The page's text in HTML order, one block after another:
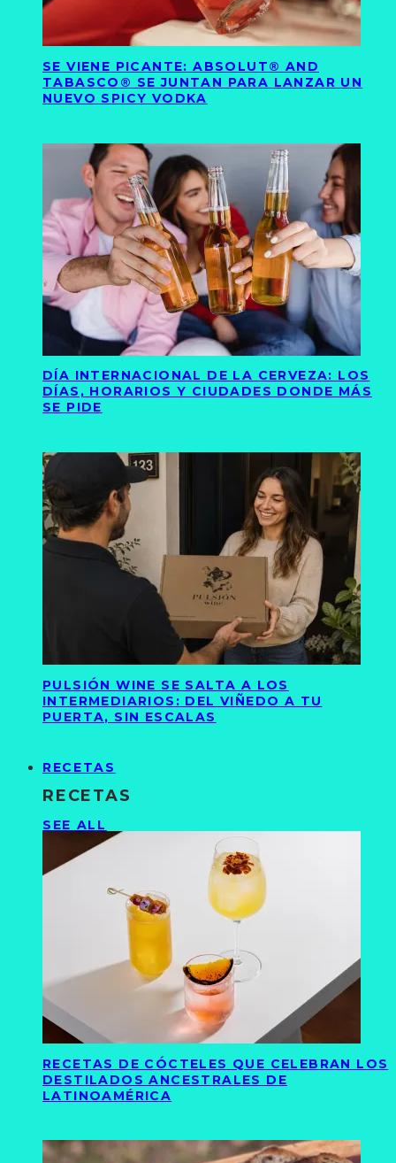
SE VIENE PICANTE: ABSOLUT® AND
TABASCO® SE JUNTAN PARA LANZAR UN
NUEVO SPICY VODKA
DÍA INTERNACIONAL DE LA CERVEZA: LOS
DÍAS, HORARIOS Y CIUDADES DONDE MÁS
SE PIDE
PULSIÓN WINE SE SALTA A LOS
INTERMEDIARIOS: DEL VIÑEDO A TU
PUERTA, SIN ESCALAS
RECETAS
RECETAS
SEE ALL
RECETAS DE CÓCTELES QUE CELEBRAN LOS
DESTILADOS ANCESTRALES DE
LATINOAMÉRICA